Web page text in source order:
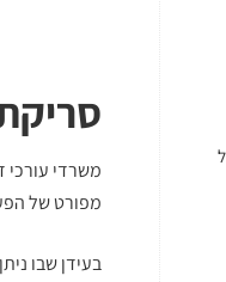
משרדי עורכי
מפורט של
בעידן שבו